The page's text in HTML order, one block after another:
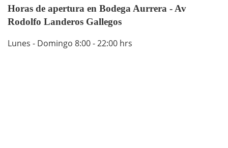
Horas de apertura en Bodega Aurrera - Av
Rodolfo Landeros Gallegos
Lunes - Domingo 8:00 - 22:00 hrs